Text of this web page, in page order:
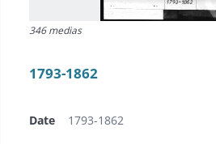
346 medias
1793-1862
Date 1793-1862